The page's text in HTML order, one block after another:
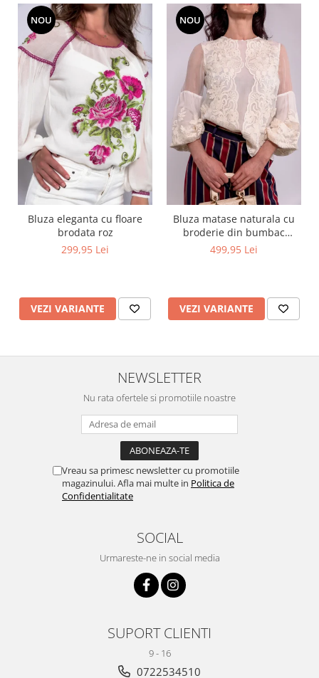
NOU
Bluza eleganta cu floare
brodata roz
299,95 Lei
VEZI VARIANTE
NOU
Bluza matase naturala cu
broderie din bumbac
captusita cu vascoza 100%
499,95 Lei
VEZI VARIANTE
NEWSLETTER
Nu rata ofertele si promotiile noastre
Vreau sa primesc newsletter cu promotiile
magazinului. Afla mai multe in Politica de
Confidentialitate
SOCIAL
Urmareste-ne in social media
SUPORT CLIENTI
9 - 16
0722534510